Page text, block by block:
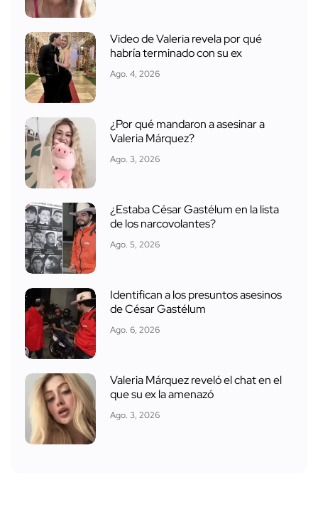
Video de Valeria revela por qué
habría terminado con su ex
Ago. 4, 2026
¿Por qué mandaron a asesinar a
Valeria Márquez?
Ago. 3, 2026
¿Estaba César Gastélum en la lista
de los narcovolantes?
Ago. 5, 2026
Identifican a los presuntos asesinos
de César Gastélum
Ago. 6, 2026
Valeria Márquez reveló el chat en el
que su ex la amenazó
Ago. 3, 2026